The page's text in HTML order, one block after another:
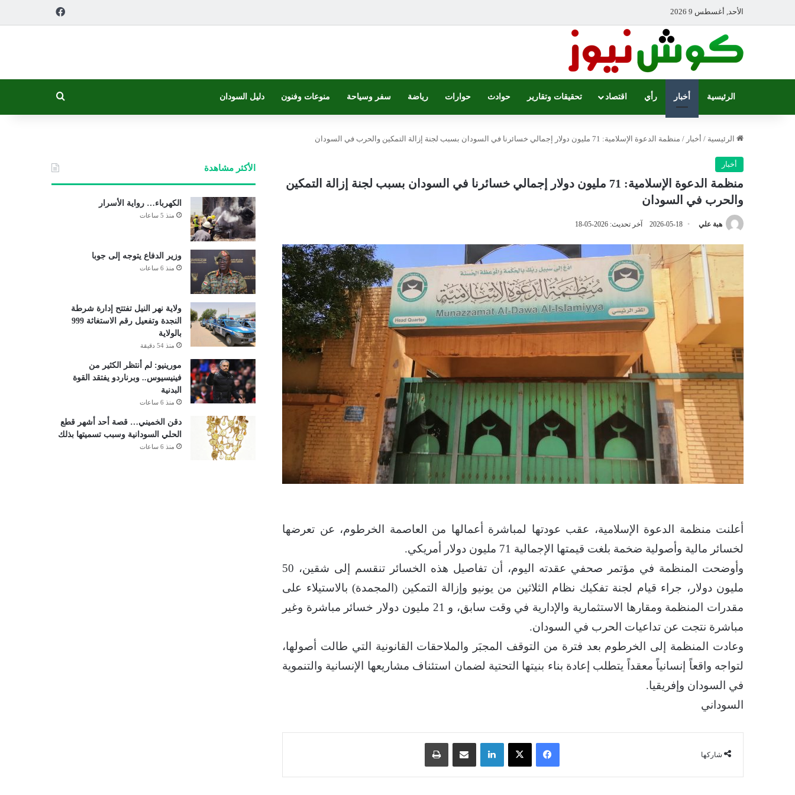
الأحد, أغسطس 9 2026
الرئيسية أخبار رأي اقتصاد تحقيقات وتقارير حوادث حوارات رياضة سفر وسياحة منوعات وفنون دليل السودان
الرئيسية / أخبار / منظمة الدعوة الإسلامية: 71 مليون دولار إجمالي خسائرنا في السودان بسبب لجنة إزالة التمكين والحرب في السودان
أخبار
منظمة الدعوة الإسلامية: 71 مليون دولار إجمالي خسائرنا في السودان بسبب لجنة إزالة التمكين
والحرب في السودان
هبة علي 2026-05-18 آخر تحديث: 2026-05-18
أعلنت منظمة الدعوة الإسلامية، عقب عودتها لمباشرة أعمالها من العاصمة الخرطوم، عن تعرضها
لخسائر مالية وأصولية ضخمة بلغت قيمتها الإجمالية 71 مليون دولار أمريكي.
وأوضحت المنظمة في مؤتمر صحفي عقدته اليوم، أن تفاصيل هذه الخسائر تنقسم إلى شقين، 50
مليون دولار، جراء قيام لجنة تفكيك نظام الثلاثين من يونيو وإزالة التمكين (المجمدة) بالاستيلاء على
مقدرات المنظمة ومقارها الاستثمارية والإدارية في وقت سابق، و 21 مليون دولار خسائر مباشرة وغير
مباشرة نتجت عن تداعيات الحرب في السودان.
وعادت المنظمة إلى الخرطوم بعد فترة من التوقف المجبَر والملاحقات القانونية التي طالت أصولها،
لتواجه واقعاً إنسانياً معقداً يتطلب إعادة بناء بنيتها التحتية لضمان استئناف مشاريعها الإنسانية والتنموية
في السودان وإفريقيا.
السوداني
شاركها
فيسبوك ‫X لينكدإن مشاركة عبر البريد
الأكثر مشاهدة
الكهرباء… رواية الأسرار
منذ 5 ساعات
وزير الدفاع يتوجه إلى جوبا
منذ 6 ساعات
ولاية نهر النيل تفتتح إدارة شرطة
النجدة وتفعيل رقم الاستغاثة 999
بالولاية
منذ 54 دقيقة
مورينيو: لم أنتظر الكثير من
فينيسيوس.. وبرناردو يفتقد القوة
البدنية
منذ 6 ساعات
دقن الخميني… قصة أحد أشهر قطع
الحلي السودانية وسبب تسميتها بذلك
منذ 6 ساعات